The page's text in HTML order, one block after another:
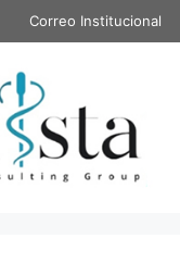
Correo Institucional